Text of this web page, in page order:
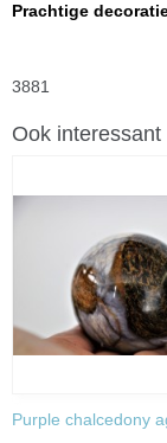
Prachtige
3881
Ook interessant
Purple chalcedony